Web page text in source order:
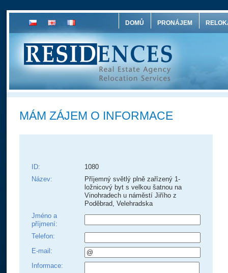
DOMŮ PRONÁJEM
MÁM ZÁJEM O INFORMACE
ID:
1080
Název:
Příjemný světlý plně zařízený 1-
ložnicový byt s velkou šatnou na
Vinohradech u náměstí Jiřího z
Poděbrad, Velehradska
Jméno a
příjmení:
Telefon:
E-mail:
Informace: